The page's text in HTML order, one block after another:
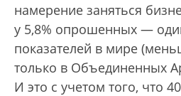
намерение заняться
у 5,8% опрошенных —
показателей в мире
только в Объединенных
И это с учетом того, что